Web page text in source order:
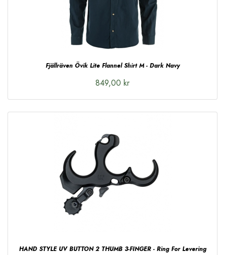
Fjällräven Övik Lite Flannel Shirt M - Dark Navy
849,00 kr
HAND STYLE UV BUTTON 2 THUMB 3-FINGER - Ring For Levering